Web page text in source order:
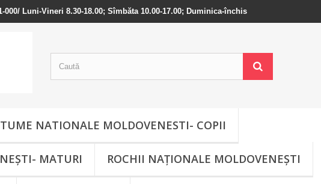
000/ Luni-Vineri 8.30-18.00; Sîmbăta 10.00-17.00; Duminica-închis
NATIONALE MOLDOVENESTI- COPII
MATURI ROCHII NAȚIONALE MOLDOVENEȘTI